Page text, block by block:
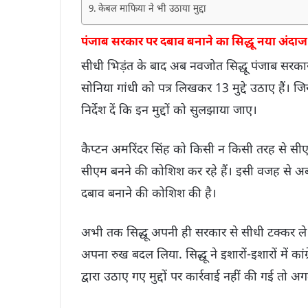
केबल माफिया ने भी उठाया मुद्दा
पंजाब सरकार पर दबाव बनाने का सिद्धू नया अंदाज
सीधी भिड़ंत के बाद अब नवजोत सिद्धू पंजाब
सोनिया गांधी को पत्र लिखकर 13 मुद्दे उठाए
निर्देश दें कि इन मुद्दों को सुलझाया जाए।
कैप्टन अमरिंदर सिंह को किसी न किसी तरह से
सीएम बनने की कोशिश कर रहे हैं। इसी वजह से
दबाव बनाने की कोशिश की है।
अभी तक सिद्धू अपनी ही सरकार से सीधी टक्कर
अपना रुख बदल लिया. सिद्धू ने इशारों-इशारों में
द्वारा उठाए गए मुद्दों पर कार्रवाई नहीं की गई